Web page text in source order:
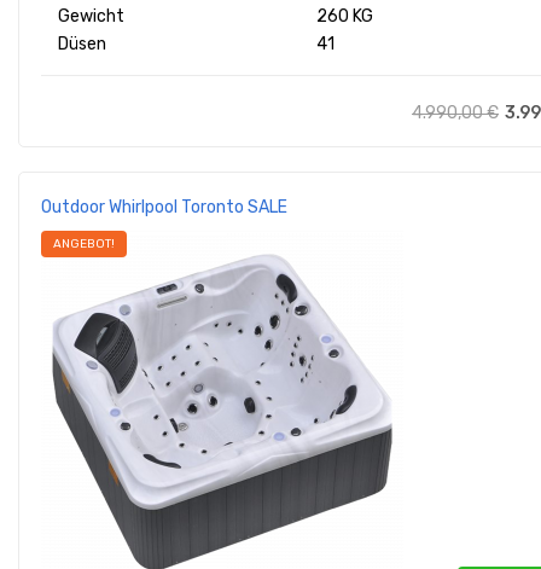
Gewicht
260 KG
Düsen
41
4.990,00€
Outdoor Whirlpool Toronto SALE
ANGEBOT!